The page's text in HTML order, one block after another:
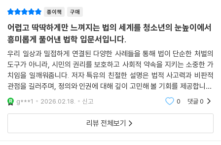
종이책 구매
어렵고 딱딱하게만 느껴지는 법의 세계를 청소년의 눈높이에서
흥미롭게 풀어낸 법학 입문서입니다.
우리 일상과 밀접하게 연결된 다양한 사례들을 통해 법이 단순한 처벌의
도구가 아니라, 시민의 권리를 보호하고 사회적 약속을 지키는 소중한 가
치임을 일깨워줍니다. 저자 특유의 친절한 설명은 법적 사고력과 비판적
관점을 길러주며, 정의와 인권에 대해 깊이 고민해 볼 기회를 제공합니다.
법학도를 꿈꾸는 학생들뿐만 아니라, 민주 시민으로서 갖춰야 할 기본 소
양을 기르고 싶은
g***1 2026.02.18. 신고 0 댓글0
리뷰 전체보기